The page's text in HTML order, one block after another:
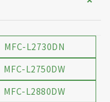
MFC-L2730DN
MFC-L2750DW
MFC-L2880DW